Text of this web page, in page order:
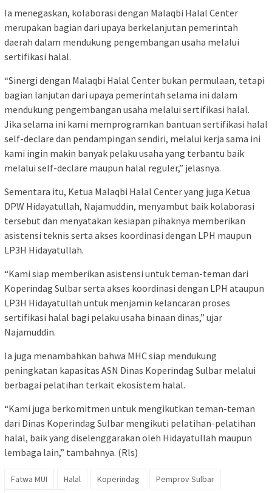
Ia menegaskan, kolaborasi dengan Malaqbi Halal Center
merupakan bagian dari upaya berkelanjutan pemerintah
daerah dalam mendukung pengembangan usaha melalui
sertifikasi halal.
“Sinergi dengan Malaqbi Halal Center bukan permulaan, tetapi
bagian lanjutan dari upaya pemerintah selama ini dalam
mendukung pengembangan usaha melalui sertifikasi halal.
Jika selama ini kami memprogramkan bantuan sertifikasi halal
self-declare dan pendampingan sendiri, melalui kerja sama ini
kami ingin makin banyak pelaku usaha yang terbantu baik
melalui self-declare maupun halal reguler,” jelasnya.
Sementara itu, Ketua Malaqbi Halal Center yang juga Ketua
DPW Hidayatullah, Najamuddin, menyambut baik kolaborasi
tersebut dan menyatakan kesiapan pihaknya memberikan
asistensi teknis serta akses koordinasi dengan LPH maupun
LP3H Hidayatullah.
“Kami siap memberikan asistensi untuk teman-teman dari
Koperindag Sulbar serta akses koordinasi dengan LPH ataupun
LP3H Hidayatullah untuk menjamin kelancaran proses
sertifikasi halal bagi pelaku usaha binaan dinas,” ujar
Najamuddin.
Ia juga menambahkan bahwa MHC siap mendukung
peningkatan kapasitas ASN Dinas Koperindag Sulbar melalui
berbagai pelatihan terkait ekosistem halal.
“Kami juga berkomitmen untuk mengikutkan teman-teman
dari Dinas Koperindag Sulbar mengikuti pelatihan-pelatihan
halal, baik yang diselenggarakan oleh Hidayatullah maupun
lembaga lain,” tambahnya. (Rls)
Fatwa MUI Halal Koperindag
Pemprov Sulbar